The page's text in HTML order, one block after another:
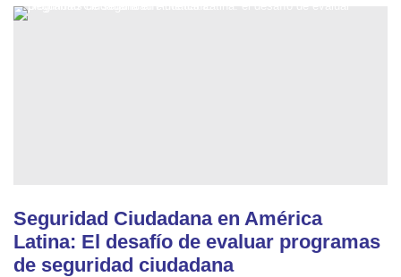
Seguridad Ciudadana en América
Latina: El desafío de evaluar programas
de seguridad ciudadana